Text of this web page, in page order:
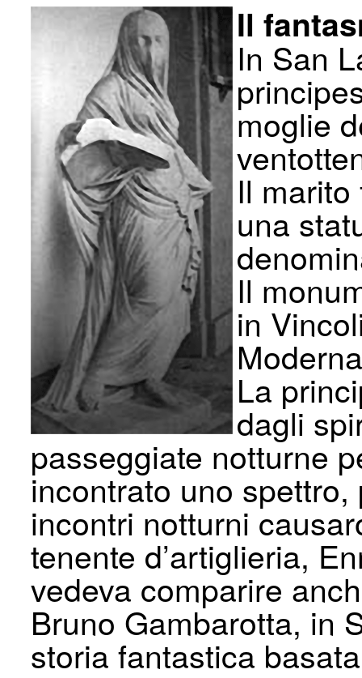
Il
In San
moglie
Il
una
Il
in
La
dagli
passeggiate notturne
incontrato uno
incontri notturni
tenente d’artiglieria,
vedeva comparire
Bruno Gambarotta, in
storia fantastica